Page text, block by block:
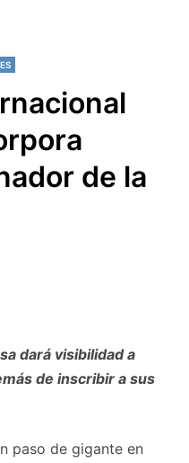
de la
dará visibilidad a
de inscribir a sus
paso de gigante en